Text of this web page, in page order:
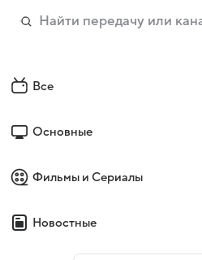
Все
Основные
Фильмы и Сериалы
Новостные